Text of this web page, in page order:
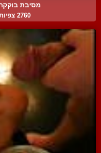
מסיבת
2760 צפיות